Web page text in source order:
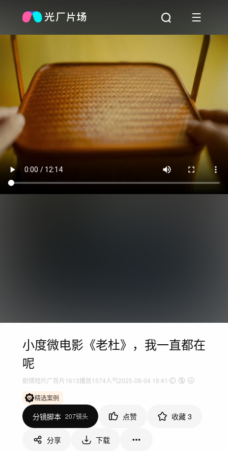
小度微电影《老杜》，我一直都在
呢
剧情短片广告片1613播放1574人气2025-08-04 16:41
精选案例
分镜脚本 207镜头 点赞 收藏 3
分享
下载